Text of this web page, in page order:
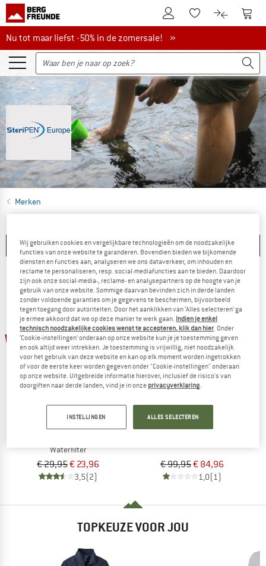
De klantenaccount
Naar deNaar de
Nu tot maar liefst -50% in de zomersale!
Nu tot maar liefst -50% in de zomersale! »
Merken
STERIPEN
CATEGORIEËN FILTERS
-20%
STERIPEN
Waterfilter
€ 29,95€ 23,96
3,5(2)
-15%
STERIPEN
€ 99,95€ 84,96
1,0(1)
TOPKEUZE VOOR JOU
Wij gebruiken cookies en vergelijkbare technologieën om de noodzakelijke
functies van onze website te garanderen. Bovendien bieden we bijkomende
diensten en functies aan, analyseren we ons dataverkeer, om inhouden en
reclame te personaliseren, resp. social-mediafuncties aan te bieden. Daardoor
zijn ook onze social-media-, reclame- en analysepartners op de hoogte van je
gebruik van onze website. Sommige daarvan bevinden zich in derde landen
zonder voldoende garanties om je gegevens te beschermen, bijvoorbeeld
tegen toegang door autoriteiten. Door het aanklikken van ‘Alles selecteren’ ga
je ermee akkoord dat we op deze manier te werk gaan. Indien je enkel
technisch noodzakelijke cookies wenst te accepteren, klik dan hier . Onder
‘Cookie-instellingen’ onderaan op onze website kun je je toestemming geven
en ook altijd weer intrekken. Je toestemming is vrijwillig, niet noodzakelijk
voor het gebruik van deze website en kan op elk moment worden ingetrokken
of voor de eerste keer worden gegeven onder "Cookie-instellingen" onderaan
op onze website. Uitgebreide informatie hierover, inclusief de risico's van
doorgiften naar derde landen, vind je in onze privacyverklaring
INSTELLINGEN ALLES SELECTEREN